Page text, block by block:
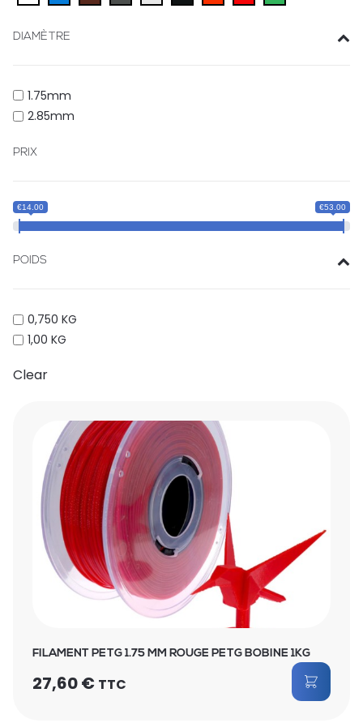
DIAMÈTRE
1.75mm
2.85mm
PRIX
€14.00 €53.00
POIDS
0,750 KG
1,00 KG
Clear
FILAMENT PETG 1.75 MM ROUGE PETG BOBINE 1KG
27,60€ TTC